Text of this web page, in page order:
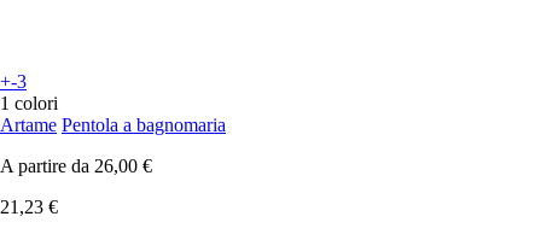
+-3
1 colori
Artame Pentola a bagnomaria
A partire da 26,00 €
21,23 €